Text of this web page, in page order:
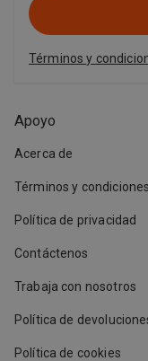
Apoyo
Acerca de
Términos y condiciones
Política de privacidad
Contáctenos
Trabaja con nosotros
Política de
Política de cookies
Términos y